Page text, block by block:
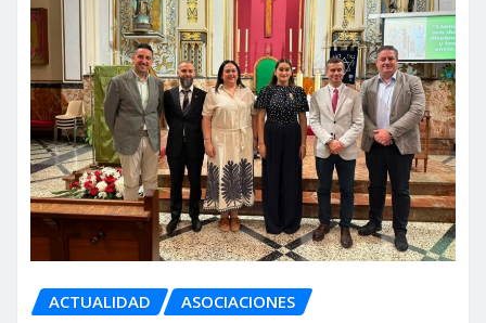
ACTUALIDAD ASOCIACIONES